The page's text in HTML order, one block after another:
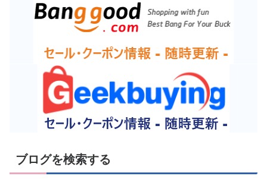
ブログを検索する